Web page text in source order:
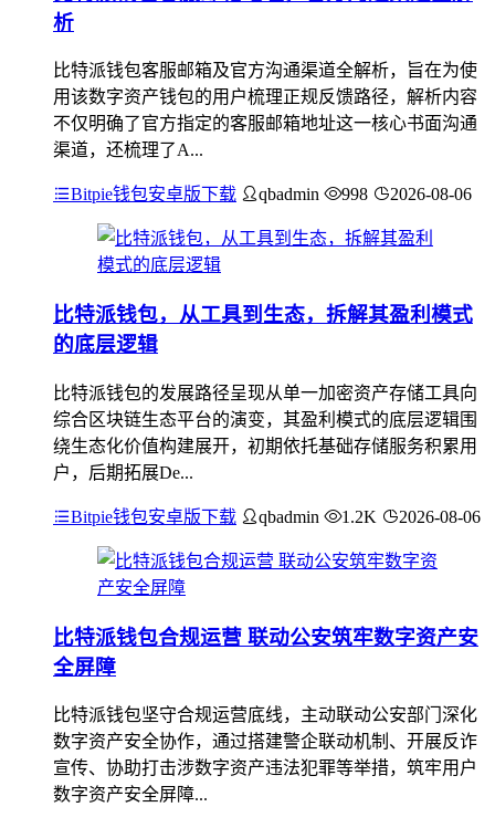
析
比特派钱包客服邮箱及官方沟通渠道全解析，旨在为使
用该数字资产钱包的用户梳理正规反馈路径，解析内容
不仅明确了官方指定的客服邮箱地址这一核心书面沟通
渠道，还梳理了A...
Bitpie钱包安卓版下载 qbadmin 998 2026-08-06
比特派钱包，从工具到生态，拆解其盈利模式
的底层逻辑
比特派钱包的发展路径呈现从单一加密资产存储工具向
综合区块链生态平台的演变，其盈利模式的底层逻辑围
绕生态化价值构建展开，初期依托基础存储服务积累用
户，后期拓展De...
Bitpie钱包安卓版下载 qbadmin 1.2K 2026-08-06
比特派钱包合规运营 联动公安筑牢数字资产安
全屏障
比特派钱包坚守合规运营底线，主动联动公安部门深化
数字资产安全协作，通过搭建警企联动机制、开展反诈
宣传、协助打击涉数字资产违法犯罪等举措，筑牢用户
数字资产安全屏障...